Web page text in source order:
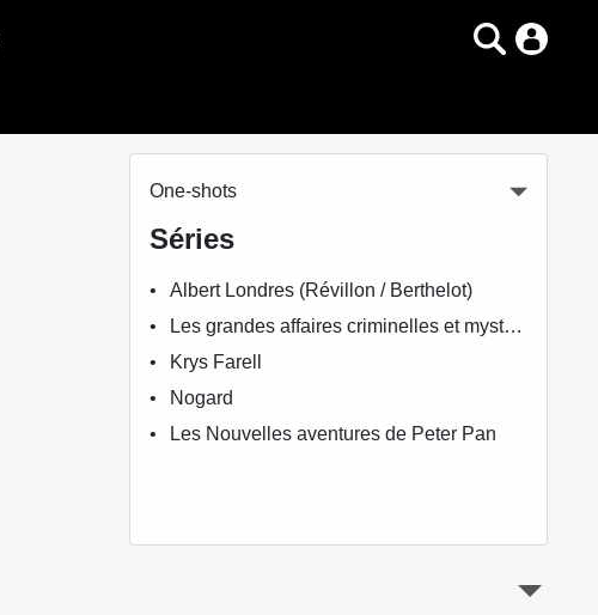
One-shots
Séries
Albert Londres (Révillon / Berthelot)
Les grandes affaires criminelles et mystérieuses
Krys Farell
Nogard
Les Nouvelles aventures de Peter Pan